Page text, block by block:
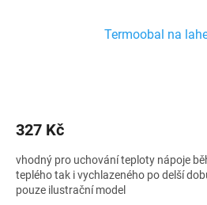
Termoobal na
327 Kč
vhodný pro uchování teploty nápoje
teplého tak i vychlazeného po delší
pouze ilustrační model